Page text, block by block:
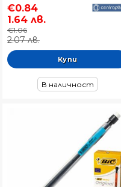
€0.84
1.64 лв.
€1.06
2.07 лв.
В наличност